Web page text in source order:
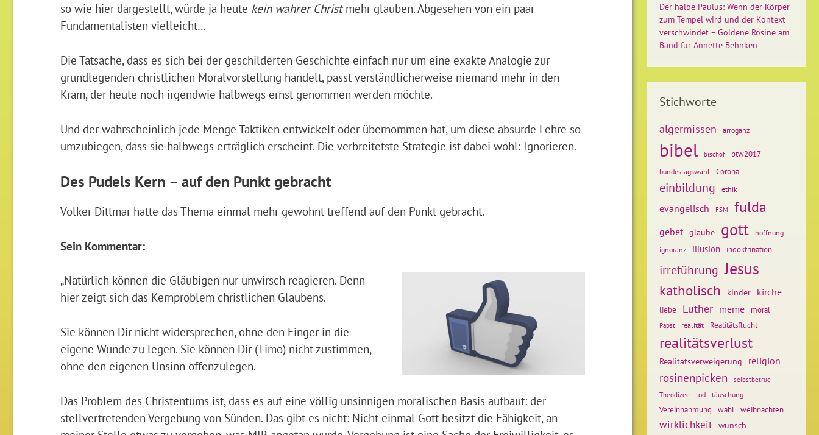
so wie hier dargestellt, würde ja heute kein wahrer Christmehr glauben. Abgesehen von ein paar
Fundamentalisten vielleicht…
Die Tatsache, dass es sich bei der geschilderten Geschichte einfach nur um eine exakte Analogie zur
grundlegenden christlichen Moralvorstellung handelt, passt verständlicherweise niemand mehr in den
Kram, der heute noch irgendwie halbwegs ernst genommen werden möchte.
Und der wahrscheinlich jede Menge Taktiken entwickelt oder übernommen hat, um diese absurde Lehre so
umzubiegen, dass sie halbwegs erträglich erscheint. Die verbreitetste Strategie ist dabei wohl: Ignorieren.
Des Pudels Kern – auf den Punkt gebracht
Volker Dittmar hatte das Thema einmal mehr gewohnt treffend auf den Punkt gebracht.
Sein Kommentar:
„Natürlich können die Gläubigen nur unwirsch reagieren. Denn
hier zeigt sich das Kernproblem christlichen Glaubens.
Sie können Dir nicht widersprechen, ohne den Finger in die
eigene Wunde zu legen. Sie können Dir (Timo) nicht zustimmen,
ohne den eigenen Unsinn offenzulegen.
Das Problem des Christentums ist, dass es auf eine völlig unsinnigen moralischen Basis aufbaut: der
stellvertretenden Vergebung von Sünden. Das gibt es nicht: Nicht einmal Gott besitzt die Fähigkeit, an
Der halbe Paulus: Wenn der Körper
zum Tempel wird und der Kontext
verschwindet – Goldene Rosine am
Band für Annette Behnken
Stichworte
algermissen arroganz
bibel bischof btw2017
bundestagswahl Corona
einbildung ethik
evangelisch FSM fulda
gebet glaube gott
hoffnung
ignoranz
illusion indoktrination
irreführung Jesus
katholisch kinder kirche
liebe Luther meme moral
Papst realität Realitätsflucht
realitätsverlust
Realitätsverweigerung religion
rosinenpicken
selbstbetrug
Theodizee
tod täuschung
Vereinnahmung wahl weihnachten
wirklichkeit wunsch